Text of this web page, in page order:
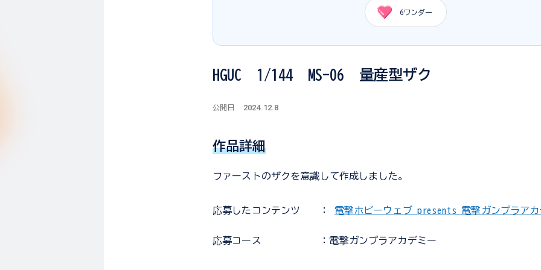
6ワンダー
HGUC 1/144 MS-06 量産型ザク
公開日 2024.12.8
作品詳細
ファーストのザクを意識して作成しました。
応募した コンテンツ ： 電撃ホビーウェブ presents 電撃ガンプラアカ
応募コース ：電撃ガンプラアカデミー